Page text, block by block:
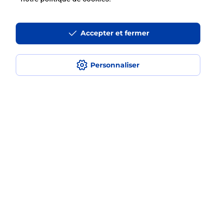
Personnaliser
Accepter et fermer
Questions fréquemment posées